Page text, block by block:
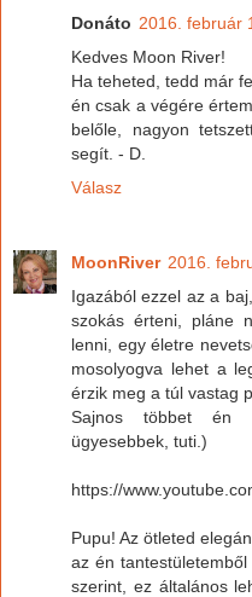
Donáto 2016. február
Kedves Moon River!
Ha teheted, tedd már
én csak a végére
belőle, nagyon
segít. - D.
Válasz
MoonRiver 2016.
Igazából ezzel az a
szokás érteni, pláne
lenni, egy életre
mosolyogva lehet a
érzik meg a túl vastag
Sajnos többet én
ügyesebbek, tuti.)
https://
Pupu! Az ötleted
az én
szerint, ez általános